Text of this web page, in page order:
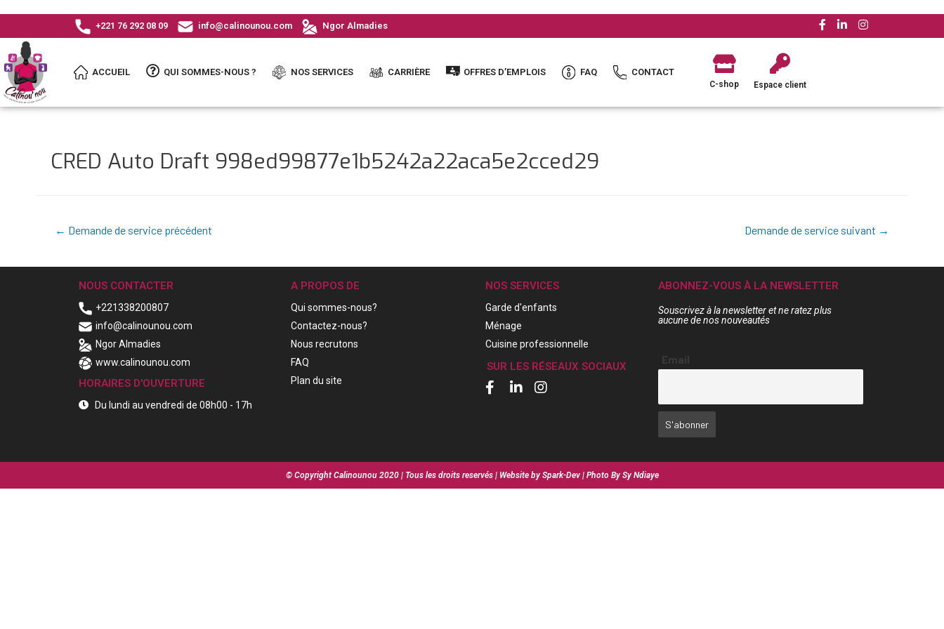
+221 76 292 08 09 info@calinounou.com Ngor Almadies
ACCUEIL QUI SOMMES-NOUS ? NOS SERVICES CARRIÈRE OFFRES D’EMPLOIS FAQ CONTACT
C-shop Espace client
CRED Auto Draft 998ed99877e1b5242a22aca5e2cced29
← Demande de service précédent Demande de service suivant →
NOUS CONTACTER
+221338200807
info@calinounou.com
Ngor Almadies
www.calinounou.com
HORAIRES D'OUVERTURE
Du lundi au vendredi de 08h00 - 17h
A PROPOS DE
Qui sommes-nous?
Contactez-nous?
Nous recrutons
FAQ
Plan du site
NOS SERVICES
Garde d'enfants
Ménage
Cuisine professionnelle
SUR LES RÉSEAUX SOCIAUX
ABONNEZ-VOUS À LA NEWSLETTER
Souscrivez à la newsletter et ne ratez plus
aucune de nos nouveautés
Email
© Copyright Calinounou 2020 | Tous les droits reservés | Website by Spark-Dev | Photo By Sy Ndiaye